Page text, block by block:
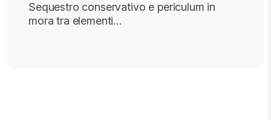
Sequestro conservativo e periculum in
mora tra elementi…